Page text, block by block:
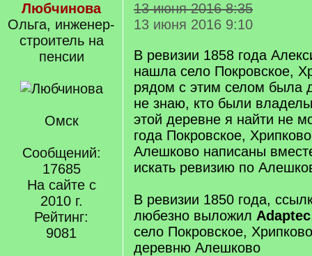
Любчинова
Ольга, инженер-
строитель на
пенсии
Омск
Сообщений:
17685
На сайте с
2010 г.
Рейтинг:
9081
13 июня 2016 8:35
13 июня 2016 9:10
В ревизии 1858 года
нашла село Покровское,
рядом с этим селом была
не знаю, кто были
этой деревне я найти не
года Покровское,
Алешково написаны
искать ревизию по
В ревизии 1850 года,
любезно выложил Adaptec
село Покровское,
деревню Алешково